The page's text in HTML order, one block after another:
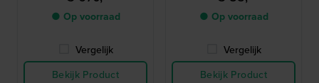
● Op voorraad
Vergelijk
Bekijk Product
● Op voorraad
Vergelijk
Bekijk Product